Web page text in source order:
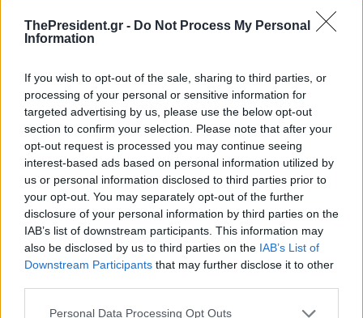
ThePresident.gr - Do Not Process My Personal
Information
If you wish to opt-out of the sale, sharing to third parties, or
processing of your personal or sensitive information for
targeted advertising by us, please use the below opt-out
section to confirm your selection. Please note that after your
opt-out request is processed you may continue seeing
interest-based ads based on personal information utilized by
us or personal information disclosed to third parties prior to
your opt-out. You may separately opt-out of the further
disclosure of your personal information by third parties on the
IAB’s list of downstream participants. This information may
also be disclosed by us to third parties on the IAB’s List of
Downstream Participants that may further disclose it to other
Personal Data Processing Opt Outs
στις ζώνες ασφαλείας που έχει καταλάβει στον
Λίβανο, την Συρία και την Γάζα και ότι ο
καταστήσει σαφές στον Τραμπ.
* Πριν από την ανακοίνωση της συμφωνίας για
το μνημόνιο, ο Τραμπ είχε δηλώσει ότι «θα
φέρει την ειρήνη στην περιοχή,
περιλαμβανομένου του Λιβάνου». Είπε ότι δεν
πρέπει να υπάρξουν άλλες ισραηλινές
επιθέσεις κατά του Λιβάνου και άλλες
επιθέσεις της Χεζμπολάχ κατά του Ισραήλ.